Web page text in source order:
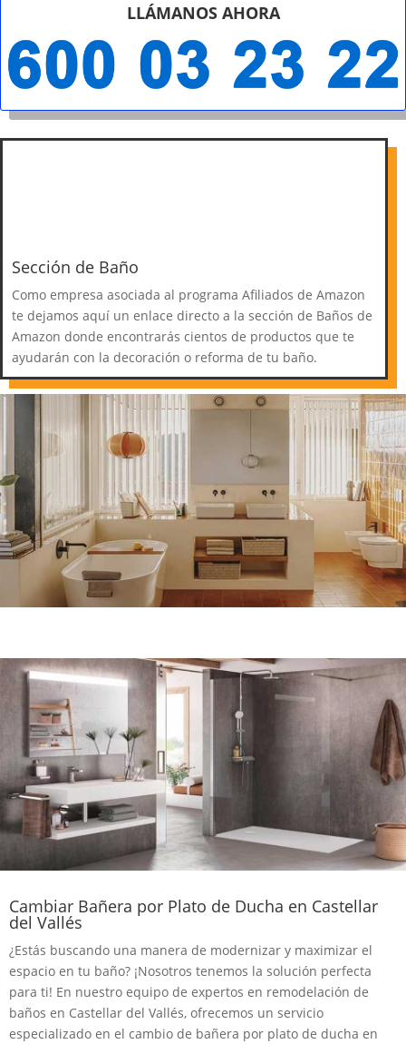
LLÁMANOS AHORA
Sección de Baño
Como empresa asociada al programa Afiliados de Amazon
te dejamos aquí un enlace directo a la sección de Baños de
Amazon donde encontrarás cientos de productos que te
ayudarán con la decoración o reforma de tu baño.
Cambiar Bañera por Plato de Ducha en Castellar
del Vallés
¿Estás buscando una manera de modernizar y maximizar el
espacio en tu baño? ¡Nosotros tenemos la solución perfecta
para ti! En nuestro equipo de expertos en remodelación de
baños en Castellar del Vallés, ofrecemos un servicio
especializado en el cambio de bañera por plato de ducha en